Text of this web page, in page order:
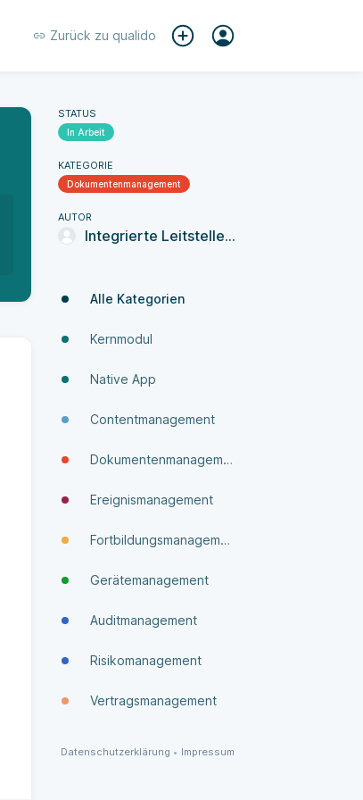
Zurück zu qualido
STATUS
In Arbeit
KATEGORIE
Dokumenten­manage­ment
AUTOR
Integrierte Leitstelle Würzburg
Alle Kategorien
Kernmodul
Native App
Contentmanagement
Dokumenten­manage­ment
Ereignismanagement
Fortbildungsmanagement
Gerätemanagement
Auditmanagement
Risikomanagement
Vertragsmanagement
Datenschutzerklärung • Impressum